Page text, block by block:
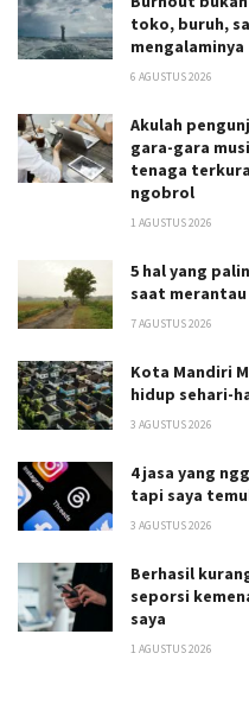
toko, buruh,
mengalaminya
6 AGUSTUS 2026
Akulah
gara-gara
tenaga
ngobrol
1 AGUSTUS 2026
5 hal yang
saat
7 AGUSTUS 2026
Kota Mandiri
hidup sehari-
3 AGUSTUS 2026
4 jasa yang
tapi saya
3 AGUSTUS 2026
Berhasil
seporsi
saya
1 AGUSTUS 2026